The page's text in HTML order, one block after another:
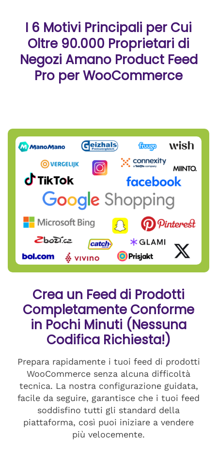
I 6 Motivi Principali per Cui
Oltre 90.000 Proprietari di
Negozi Amano Product Feed
Pro per WooCommerce
Crea un Feed di Prodotti
Completamente Conforme
in Pochi Minuti (Nessuna
Codifica Richiesta!)
Prepara rapidamente i tuoi feed di prodotti
WooCommerce senza alcuna difficoltà
tecnica. La nostra configurazione guidata,
facile da seguire, garantisce che i tuoi feed
soddisfino tutti gli standard della
piattaforma, così puoi iniziare a vendere
più velocemente.